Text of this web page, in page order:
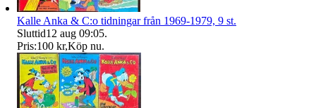
Kalle Anka & C:o tidningar från 1969-1979, 9 st.
Sluttid12 aug 09:05.
Pris:100 kr,Köp nu.